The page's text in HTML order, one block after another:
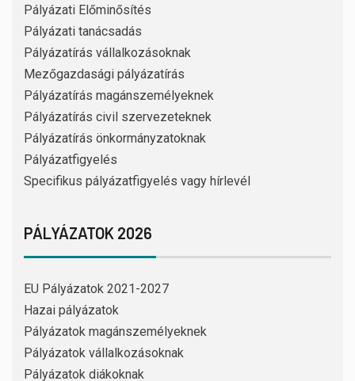
Pályázati Előminősítés
Pályázati tanácsadás
Pályázatírás vállalkozásoknak
Mezőgazdasági pályázatírás
Pályázatírás magánszemélyeknek
Pályázatírás civil szervezeteknek
Pályázatírás önkormányzatoknak
Pályázatfigyelés
Specifikus pályázatfigyelés vagy hírlevél
PÁLYÁZATOK 2026
EU Pályázatok 2021-2027
Hazai pályázatok
Pályázatok magánszemélyeknek
Pályázatok vállalkozásoknak
Pályázatok diákoknak